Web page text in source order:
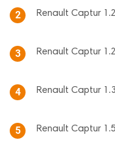
2 Renault Captur
3 Renault Captur
4 Renault Captur
5 Renault Captur